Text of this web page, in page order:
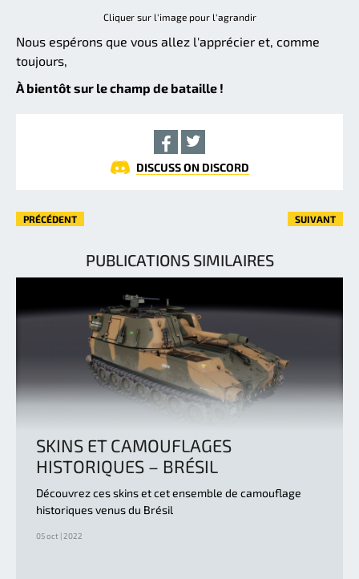
Cliquer sur l'image pour l'agrandir
Nous espérons que vous allez l'apprécier et, comme
toujours,
À bientôt sur le champ de bataille !
DISCUSS ON DISCORD
PRÉCÉDENT SUIVANT
PUBLICATIONS SIMILAIRES
SKINS ET CAMOUFLAGES
HISTORIQUES – BRÉSIL
Découvrez ces skins et cet ensemble de camouflage
historiques venus du Brésil
05 oct | 2022